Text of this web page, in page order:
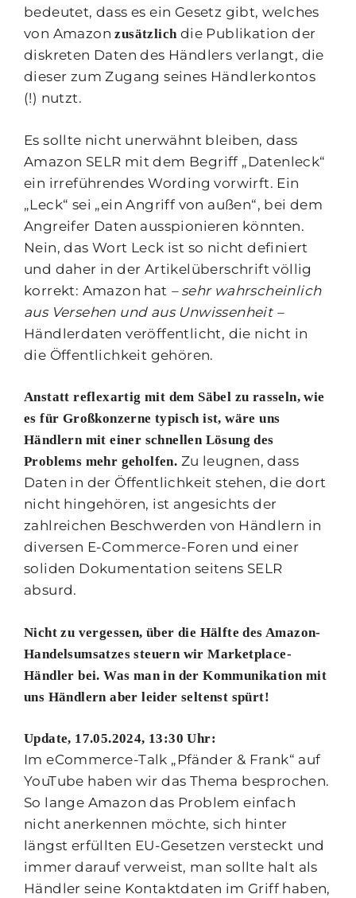
bedeutet, dass es ein Gesetz gibt, welches
von Amazonzusätzlichdie Publikation der
diskreten Daten des Händlers verlangt, die
dieser zum Zugang seines Händlerkontos
(!) nutzt.
Es sollte nicht unerwähnt bleiben, dass
Amazon SELR mit dem Begriff „Datenleck“
ein irreführendes Wording vorwirft. Ein
„Leck“ sei „ein Angriff von außen“, bei dem
Angreifer Daten ausspionieren könnten.
Nein, das Wort Leck ist so nicht definiert
und daher in der Artikelüberschrift völlig
korrekt: Amazon hat – sehr wahrscheinlich
aus Versehen und aus Unwissenheit –
Händlerdaten veröffentlicht, die nicht in
die Öffentlichkeit gehören.
Anstatt reflexartig mit dem Säbel zu rasseln, wie
es für Großkonzerne typisch ist, wäre uns
Händlern mit einer schnellen Lösung des
Problems mehr geholfen. Zu leugnen, dass
Daten in der Öffentlichkeit stehen, die dort
nicht hingehören, ist angesichts der
zahlreichen Beschwerden von Händlern in
diversen E-Commerce-Foren und einer
soliden Dokumentation seitens SELR
absurd.
Nicht zu vergessen, über die Hälfte des Amazon-
Handelsumsatzes steuern wir Marketplace-
Händler bei. Was man in der Kommunikation mit
uns Händlern aber leider seltenst spürt!
Update, 17.05.2024, 13:30 Uhr:
Im eCommerce-Talk „Pfänder & Frank“ auf
YouTube haben wir das Thema besprochen.
So lange Amazon das Problem einfach
nicht anerkennen möchte, sich hinter
längst erfüllten EU-Gesetzen versteckt und
immer darauf verweist, man sollte halt als
Händler seine Kontaktdaten im Griff haben,